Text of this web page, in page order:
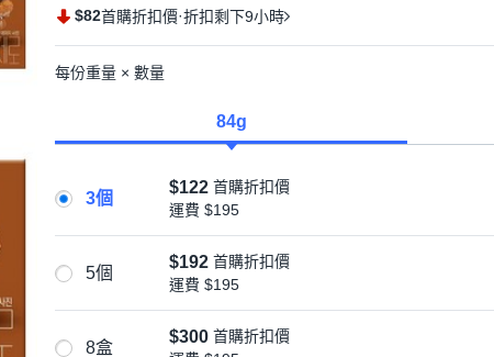
$82首購折扣價·折扣剩下9小時
每份重量 × 數量
84g
3個
$122 首購折扣價
運費 $195
5個
$192 首購折扣價
運費 $195
8盒
$300 首購折扣價